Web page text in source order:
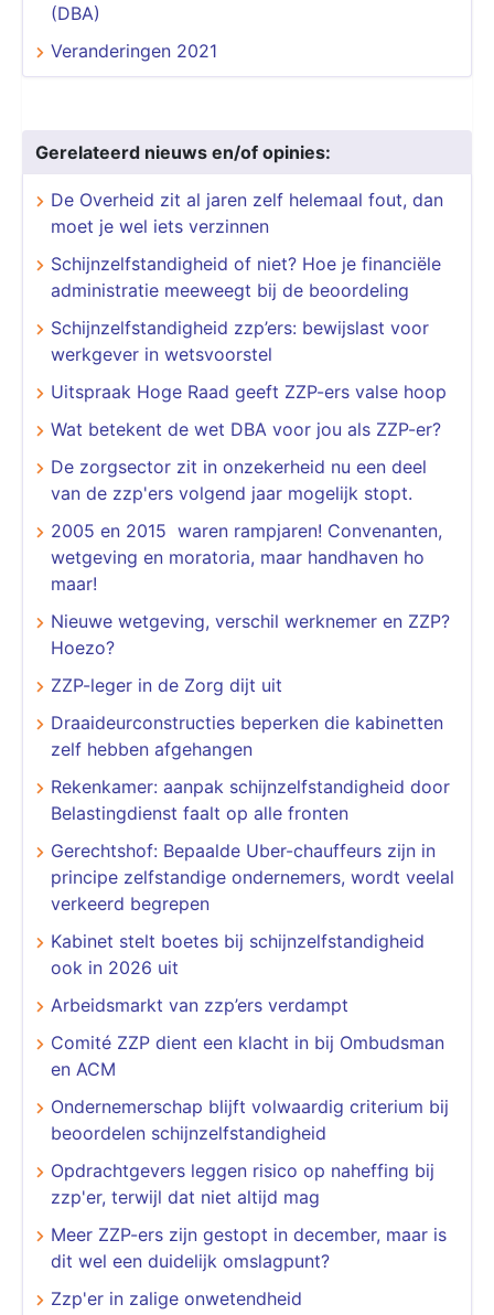
(DBA)
Veranderingen 2021
Gerelateerd nieuws en/of opinies:
De Overheid zit al jaren zelf helemaal fout, dan
moet je wel iets verzinnen
Schijnzelfstandigheid of niet? Hoe je financiële
administratie meeweegt bij de beoordeling
Schijnzelfstandigheid zzp’ers: bewijslast voor
werkgever in wetsvoorstel
Uitspraak Hoge Raad geeft ZZP-ers valse hoop
Wat betekent de wet DBA voor jou als ZZP-er?
De zorgsector zit in onzekerheid nu een deel
van de zzp'ers volgend jaar mogelijk stopt.
2005 en 2015 waren rampjaren! Convenanten,
wetgeving en moratoria, maar handhaven ho
maar!
Nieuwe wetgeving, verschil werknemer en ZZP?
Hoezo?
ZZP-leger in de Zorg dijt uit
Draaideurconstructies beperken die kabinetten
zelf hebben afgehangen
Rekenkamer: aanpak schijnzelfstandigheid door
Belastingdienst faalt op alle fronten
Gerechtshof: Bepaalde Uber-chauffeurs zijn in
principe zelfstandige ondernemers, wordt veelal
verkeerd begrepen
Kabinet stelt boetes bij schijnzelfstandigheid
ook in 2026 uit
Arbeidsmarkt van zzp’ers verdampt
Comité ZZP dient een klacht in bij Ombudsman
en ACM
Ondernemerschap blijft volwaardig criterium bij
beoordelen schijnzelfstandigheid
Opdrachtgevers leggen risico op naheffing bij
zzp'er, terwijl dat niet altijd mag
Meer ZZP-ers zijn gestopt in december, maar is
dit wel een duidelijk omslagpunt?
Zzp'er in zalige onwetendheid